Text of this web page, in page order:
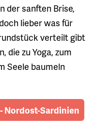
der sanften Brise,
lieber was für
verteilt gibt
die zu Yoga, zum
Seele baumeln
Nordost-Sardinien